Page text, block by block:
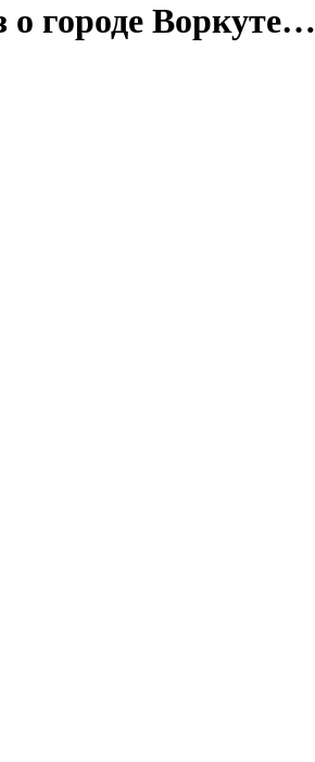
о городе Воркуте…